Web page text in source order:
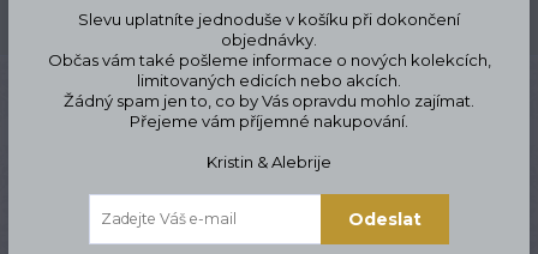
Hledat
Podle témat a zájmů Sezónní & sváteční edice
limitované edice z lásky
Přívěsek Andělíček
Přívěsek Andělíček
Slevu uplatníte jednoduše v košíku při dokončení
objednávky.
Občas vám také pošleme informace o nových kolekcích,
limitovaných edicích nebo akcích.
Žádný spam jen to, co by Vás opravdu mohlo zajímat.
Přejeme vám příjemné nakupování.
Kristin & Alebrije
Odeslat